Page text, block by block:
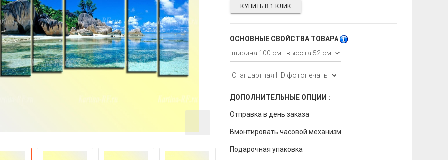
ОСНОВНЫЕ СВОЙСТВА ТОВАРА
ДОПОЛНИТЕЛЬНЫЕ ОПЦИИ :
Отправка в день заказа
Вмонтировать часовой механизм
Подарочная упаковка
КУПИТЬ В 1 КЛИК